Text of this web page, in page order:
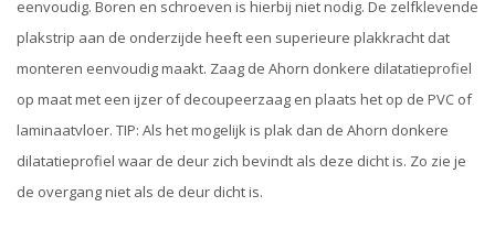
eenvoudig. Boren en schroeven is hierbij niet nodig. De zelfklevende
plakstrip aan de onderzijde heeft een superieure plakkracht dat
monteren eenvoudig maakt. Zaag de Ahorn donkere dilatatieprofiel
op maat met een ijzer of decoupeerzaag en plaats het op de PVC of
laminaatvloer. TIP: Als het mogelijk is plak dan de Ahorn donkere
dilatatieprofiel waar de deur zich bevindt als deze dicht is. Zo zie je
de overgang niet als de deur dicht is.